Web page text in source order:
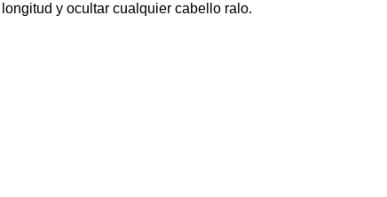
y ocultar cualquier cabello ralo.